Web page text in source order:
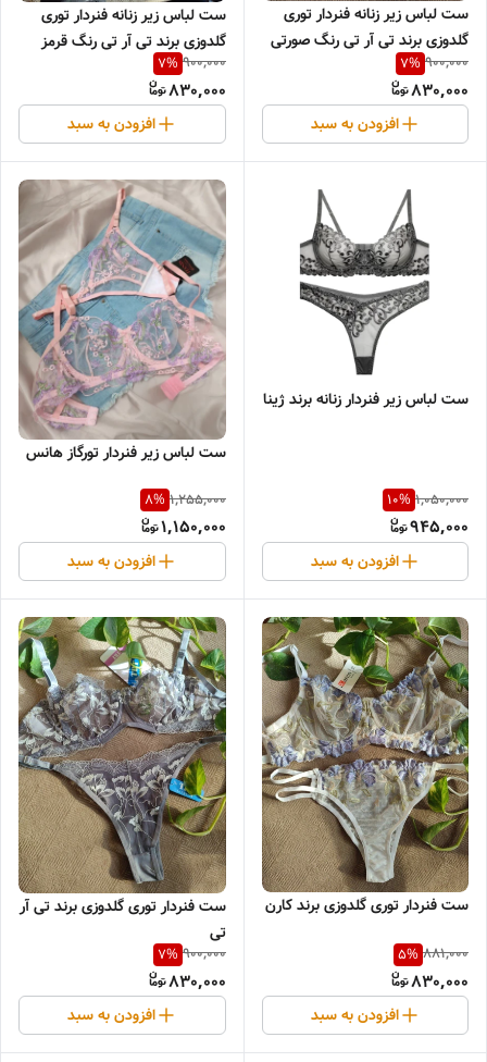
ست لباس زیر زنانه فنردار توری
گلدوزی برند تی آر تی رنگ صورتی
900,000
7%
830,000
افزودن به سبد
ست لباس زیر زنانه فنردار توری
گلدوزی برند تی آر تی رنگ قرمز
900,000
7%
830,000
افزودن به سبد
ست لباس زیر فنردار زنانه برند ژینا
1,050,000
10%
945,000
افزودن به سبد
ست لباس زیر فنردار تورگاز هانس
1,255,000
8%
1,150,000
افزودن به سبد
ست فنردار توری گلدوزی برند کارن
881,000
5%
830,000
افزودن به سبد
ست فنردار توری گلدوزی برند تی آر
تی
900,000
7%
830,000
افزودن به سبد